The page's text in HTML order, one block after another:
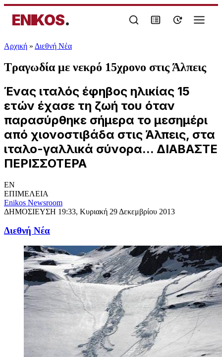
ENIKOS.
Αρχική » Διεθνή Νέα
Τραγωδία με νεκρό 15χρονο στις Άλπεις
Ένας ιταλός έφηβος ηλικίας 15
ετών έχασε τη ζωή του όταν
παρασύρθηκε σήμερα το μεσημέρι
από χιονοστιβάδα στις Άλπεις, στα
ιταλο-γαλλικά σύνορα... ΔΙΑΒΑΣΤΕ
ΠΕΡΙΣΣΟΤΕΡΑ
EN
ΕΠΙΜΕΛΕΙΑ
Enikos Newsroom
ΔΗΜΟΣΙΕΥΣΗ 19:33, Κυριακή 29 Δεκεμβρίου 2013
Διεθνή Νέα